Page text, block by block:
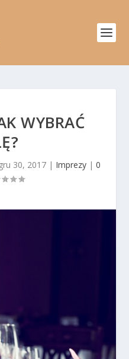
WYBRAĆ
gru 30, 2017 | Imprezy | 0